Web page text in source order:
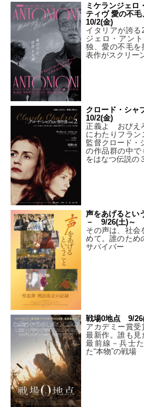
ミケランジェロ
ティヴ 愛の不
10/2(金)
イタリアが誇る
ジェロ・アン
独、愛の不毛
表作がスクリー
クロード・シャ
10/2(金)
正義よ おびえ
にわたりフラ
監督クロード・
の作品群の中で
をはなつ伝説の
声をあげるとい
－ 9/26(土)～
その声は、社
めて。誰のため
サバイバー
戦場0地点 9/
アカデミー賞受
最新作。誰も
最前線－兵士
た“本物”の戦場